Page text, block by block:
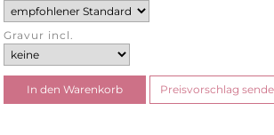
Gravur incl.